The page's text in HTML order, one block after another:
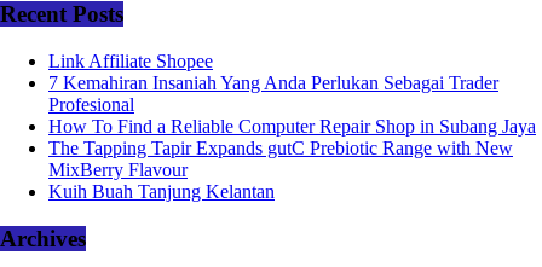
Recent Posts
Link Affiliate Shopee
7 Kemahiran Insaniah Yang Anda Perlukan Sebagai Trader
Profesional
How To Find a Reliable Computer Repair Shop in Subang Jaya
The Tapping Tapir Expands gutC Prebiotic Range with New
MixBerry Flavour
Kuih Buah Tanjung Kelantan
Archives